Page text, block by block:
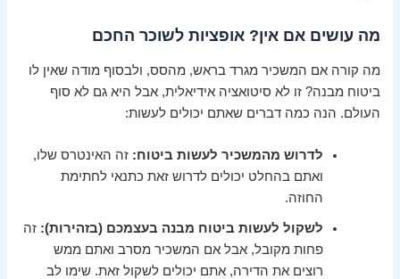
מה עושים אם אין? אופציות לשוכר החכם
מה קורה אם המשכיר מגרד בראש, מהסס, ולבסוף מודה שאין לו
ביטוח מבנה? זו לא סיטואציה אידיאלית, אבל היא גם לא סוף
העולם. הנה כמה דברים שאתם יכולים לעשות:
לדרוש מהמשכיר לעשות ביטוח: זה האינטרס שלו,
ואתם בהחלט יכולים לדרוש זאת כתנאי לחתימת
החוזה.
לשקול לעשות ביטוח מבנה בעצמכם (בזהירות): זה
פחות מקובל, אבל אם המשכיר מסרב ואתם ממש
רוצים את הדירה, אתם יכולים לשקול זאת. שימו לב